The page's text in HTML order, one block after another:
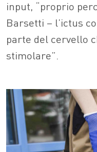
input, “proprio
Barsetti – l’ictus
parte del cervello
stimolare”.